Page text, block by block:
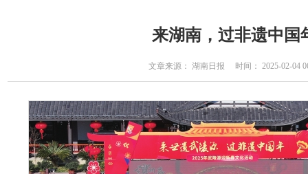
来湖南，过非遗中国
文章来源： 湖南日报 时间： 2025-02-04